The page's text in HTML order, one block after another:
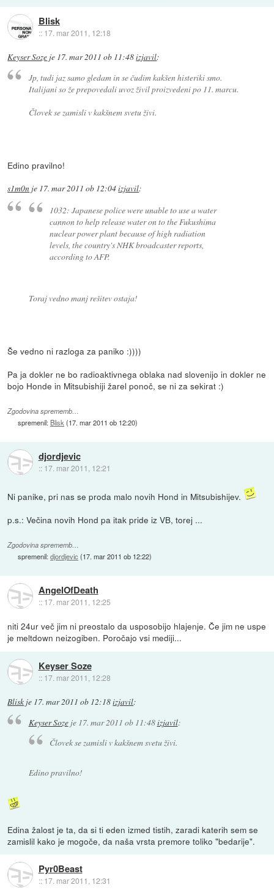
Blisk
:: 17. mar 2011, 12:18
Keyser Soze je 17. mar 2011 ob 11:48izjavil:
Jp, tudi jaz samo gledam in se čudim kakšen histeriki smo.
Italijani so že prepovedali uvoz živil proizvedeni po 11. marcu.
Človek se zamisli v kakšnem svetu živi.
Edino pravilno!
s1m0n je 17. mar 2011 ob 12:04izjavil:
1032: Japanese police were unable to use a water
cannon to help release water on to the Fukushima
nuclear power plant because of high radiation
levels, the country's NHK broadcaster reports,
according to AFP.
Toraj vedno manj rešitev ostaja!
Še vedno ni razloga za paniko :))))
Pa ja dokler ne bo radioaktivnega oblaka nad slovenijo in dokler ne
bojo Honde in Mitsubishiji žarel ponoč, se ni za sekirat :)
Zgodovina sprememb…
spremenil: Blisk(17. mar 2011 ob 12:20)
djordjevic
:: 17. mar 2011, 12:21
Ni panike, pri nas se proda malo novih Hond in Mitsubishijev.
p.s.: Večina novih Hond pa itak pride iz VB, torej ...
Zgodovina sprememb…
spremenil:djordjevic (17. mar 2011 ob 12:22)
AngelOfDeath
:: 17. mar 2011, 12:25
niti 24ur več jim ni preostalo da usposobijo hlajenje. Če jim ne uspe
je meltdown neizogiben. Poročajo vsi mediji...
Keyser Soze
:: 17. mar 2011, 12:28
Blisk je 17. mar 2011 ob 12:18izjavil:
Keyser Sozeje 17. mar 2011 ob 11:48izjavil:
Človek se zamisli v kakšnem svetu živi.
Edino pravilno!
Edina žalost je ta, da si ti eden izmed tistih, zaradi katerih sem se
zamislil kako je mogoče, da naša vrsta premore toliko "bedarije".
Pyr0Beast
:: 17. mar 2011, 12:31